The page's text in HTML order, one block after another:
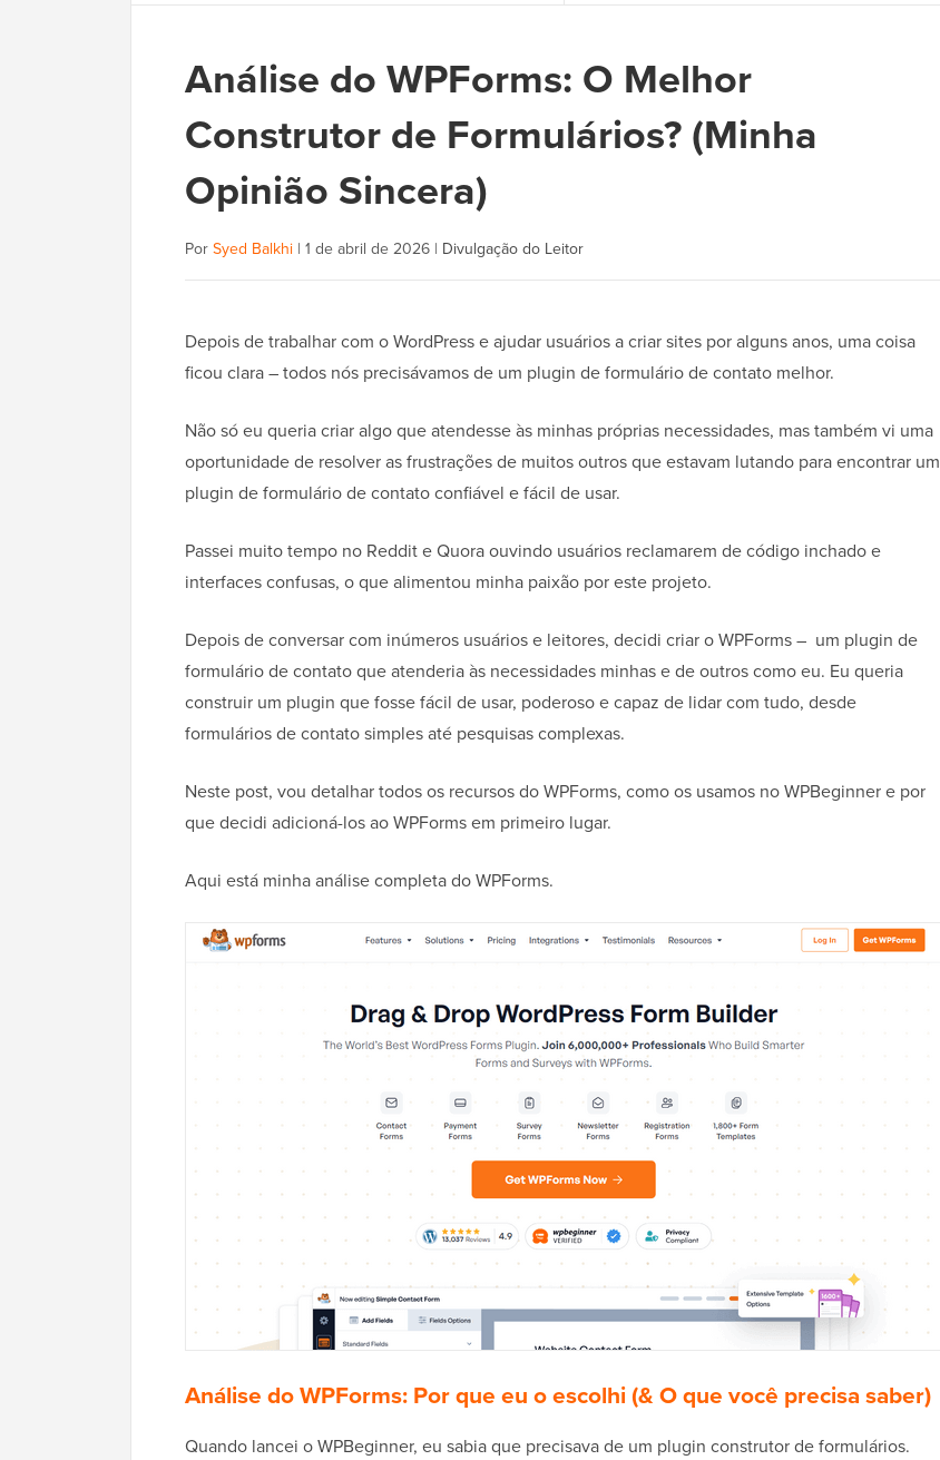
Análise do WPForms: O Melhor
Construtor de Formulários? (Minha
Opinião Sincera)
Por Syed Balkhi | 1 de abril de 2026 | Divulgação do Leitor
Depois de trabalhar com o WordPress e ajudar usuários a criar sites por alguns anos, uma coisa
ficou clara – todos nós precisávamos de um plugin de formulário de contato melhor.
Não só eu queria criar algo que atendesse às minhas próprias necessidades, mas também vi uma
oportunidade de resolver as frustrações de muitos outros que estavam lutando para encontrar um
plugin de formulário de contato confiável e fácil de usar.
Passei muito tempo no Reddit e Quora ouvindo usuários reclamarem de código inchado e
interfaces confusas, o que alimentou minha paixão por este projeto.
Depois de conversar com inúmeros usuários e leitores, decidi criar o WPForms – um plugin de
formulário de contato que atenderia às necessidades minhas e de outros como eu. Eu queria
construir um plugin que fosse fácil de usar, poderoso e capaz de lidar com tudo, desde
formulários de contato simples até pesquisas complexas.
Neste post, vou detalhar todos os recursos do WPForms, como os usamos no WPBeginner e por
que decidi adicioná-los ao WPForms em primeiro lugar.
Aqui está minha análise completa do WPForms.
Análise do WPForms: Por que eu o escolhi (& O que você precisa saber)
Quando lancei o WPBeginner, eu sabia que precisava de um plugin construtor de formulários.